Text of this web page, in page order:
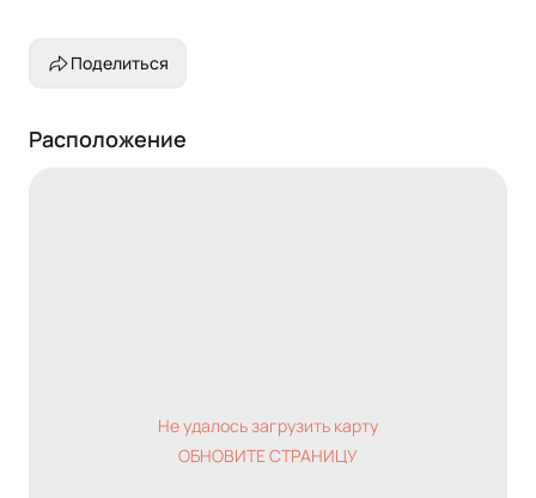
Поделиться
Расположение
Не удалось загрузить карту
ОБНОВИТЕ СТРАНИЦУ